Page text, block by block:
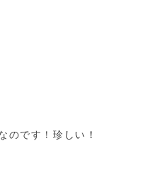
のです！珍しい！